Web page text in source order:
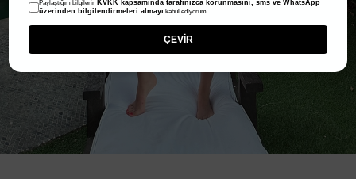
Paylaştığım bilgilerin KVKK kapsamında tarafınızca korunmasını, sms ve WhatsApp
üzerinden bilgilendirmeleri almayı kabul ediyorum.
ÇEVİR